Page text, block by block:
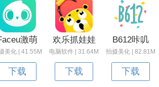
激萌
美化 | 41.55M
下载
欢乐抓娃娃
电脑软件 | 31.64M
下载
B612咔叽
拍摄美化 | 82.81M
下载